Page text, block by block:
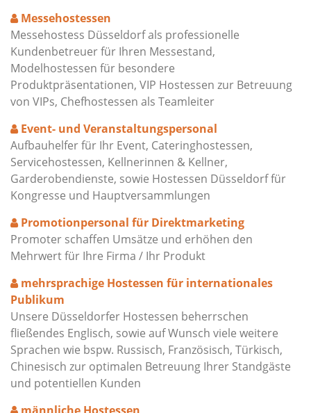
Messehostessen
Messehostess Düsseldorf als professionelle
Kundenbetreuer für Ihren Messestand,
Modelhostessen für besondere
Produktpräsentationen, VIP Hostessen zur Betreuung
von VIPs, Chefhostessen als Teamleiter
Event- und Veranstaltungspersonal
Aufbauhelfer für Ihr Event, Cateringhostessen,
Servicehostessen, Kellnerinnen & Kellner,
Garderobendienste, sowie Hostessen Düsseldorf für
Kongresse und Hauptversammlungen
Promotionpersonal für Direktmarketing
Promoter schaffen Umsätze und erhöhen den
Mehrwert für Ihre Firma / Ihr Produkt
mehrsprachige Hostessen für internationales
Publikum
Unsere Düsseldorfer Hostessen beherrschen
fließendes Englisch, sowie auf Wunsch viele weitere
Sprachen wie bspw. Russisch, Französisch, Türkisch,
Chinesisch zur optimalen Betreuung Ihrer Standgäste
und potentiellen Kunden